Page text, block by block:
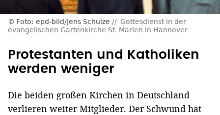
Foto: epd-bild/Jens Schulze
Gottesdienst in der
evangelischen Gartenkirche St. Marien in Hannover
Protestanten und Katholiken
werden weniger
Die beiden großen Kirchen in Deutschland
verlieren weiter Mitglieder. Der Schwund hat